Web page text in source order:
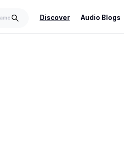
Discover Audio Blogs